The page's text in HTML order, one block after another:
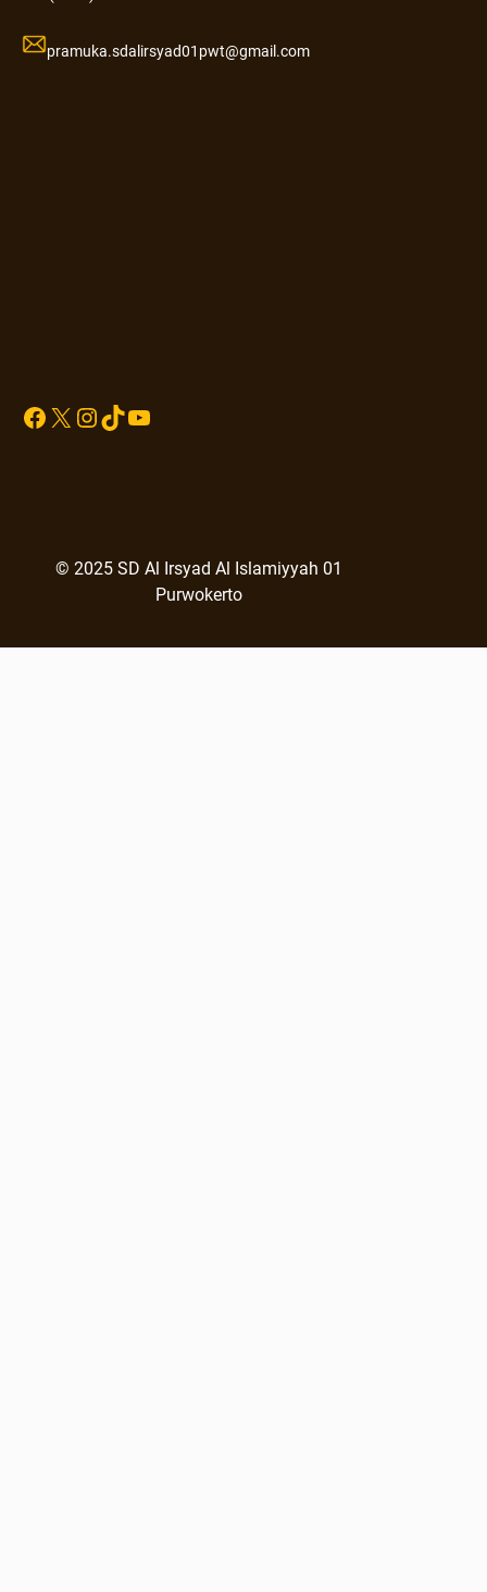
pramuka.sdalirsyad01pwt@gmail.com
Facebook X InstagramTikTok YouTube
© 2025 SD Al Irsyad Al Islamiyyah 01
Purwokerto